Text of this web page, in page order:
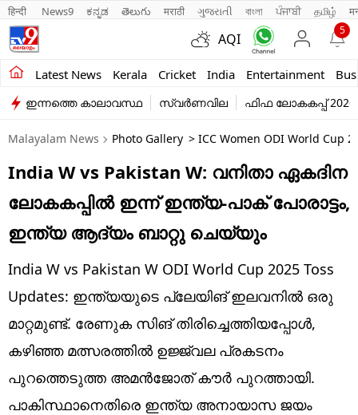
हिन्दी News9 ಕನ್ನಡ తెలుగు मराठी ગુજરાતી বাংলা ਪੰਜਾਬੀ தமிழ்
AQI
5
Latest News Kerala Cricket India Entertainment
Kerala
India
Entertainment
Business
Education
Lifestyle
world
Technology
Religion
ഇന്നത്തെ കാലാവസ്ഥ സ്വർണവില ഫിഫ ലോകകപ്പ് 2026
Malayalam News Photo Gallery > ICC Women ODI World Cup
India W vs Pakistan W: വനിതാ ഏകദിന
ലോകകപ്പില്‍ ഇന്ന് ഇന്ത്യ-പാക് പോരാട്ടം,
ഇന്ത്യ ആദ്യം ബാറ്റു ചെയ്യും
India W vs Pakistan W ODI World Cup 2025 Toss
Updates: ഇന്ത്യയുടെ പ്ലേയിങ് ഇലവനില്‍ ഒരു
മാറ്റമുണ്ട്. രേണുക സിങ് തിരിച്ചെത്തിയപ്പോള്‍,
കഴിഞ്ഞ മത്സരത്തില്‍ ഉജ്ജ്വല പ്രകടനം
പുറത്തെടുത്ത അമന്‍ജോത് കൗര്‍ പുറത്തായി.
പാകിസ്ഥാനെതിരെ ഇന്ത്യ അനായാസ ജയം